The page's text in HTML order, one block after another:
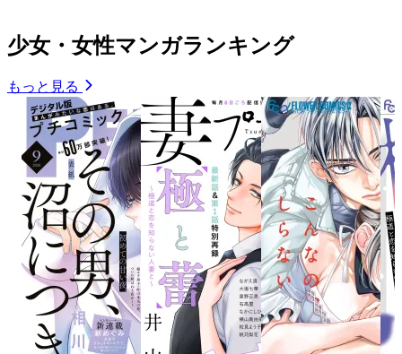
少女・女性マンガランキング
もっと見る